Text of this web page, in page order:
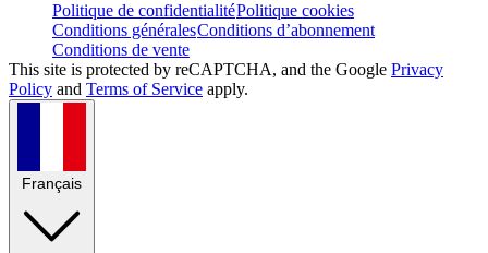
Politique de confidentialitéPolitique cookies
Conditions généralesConditions d’abonnement
Conditions de vente
This site is protected by reCAPTCHA, and the Google Privacy
Policy and Terms of Service apply.
Français